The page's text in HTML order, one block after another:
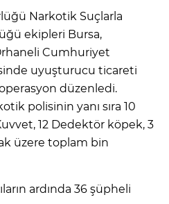
Narkotik Suçlarla
ekipleri Bursa,
Cumhuriyet
uyuşturucu ticareti
düzenledi.
polisinin yanı sıra 10
12 Dedektör köpek, 3
üzere toplam bin
ardında 36 şüpheli